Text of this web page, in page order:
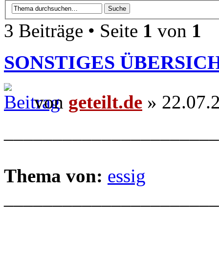
3 Beiträge • Seite 1 von 1
SONSTIGES
von geteilt.de »
Thema von: essig